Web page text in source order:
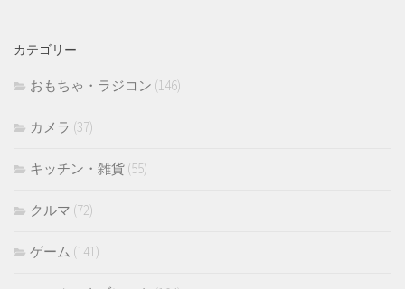
ブ
カテゴリー
おもちゃ・ラジコン (146)
カメラ (37)
キッチン・雑貨 (55)
クルマ (72)
ゲーム (141)